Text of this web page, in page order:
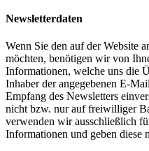
Newsletterdaten
Wenn Sie den auf der Website
möchten, benötigen wir von
Informationen, welche uns die
Inhaber der angegebenen E-
Empfang des Newsletters
nicht bzw. nur auf freiwilliger
verwenden wir ausschließlich
Informationen und geben diese